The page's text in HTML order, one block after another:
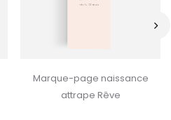
Marque-page naissance
attrape Rêve